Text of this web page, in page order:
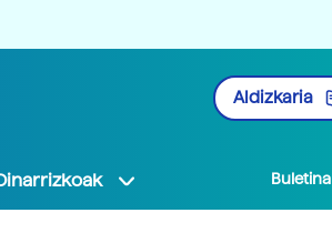
Aldizkaria
Buletina